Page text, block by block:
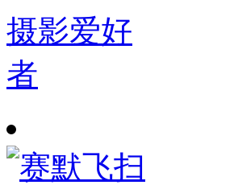
摄影爱好
者